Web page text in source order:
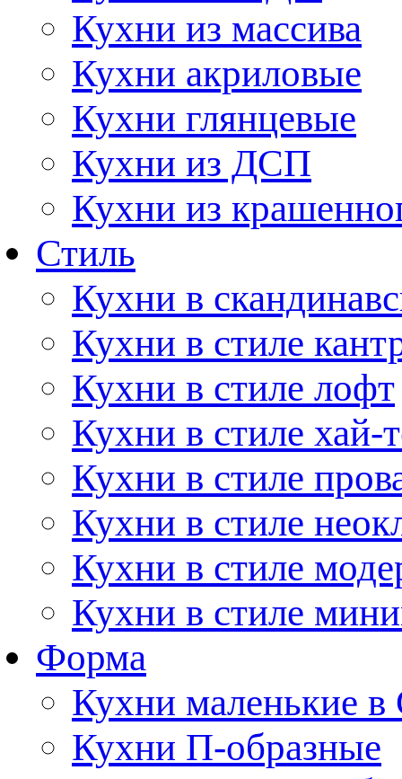
Кухни из массива
Кухни акриловые
Кухни глянцевые
Кухни из ДСП
Кухни из
Стиль
Кухни в
Кухни в стиле
Кухни в стиле лофт
Кухни в стиле хай-
Кухни в стиле
Кухни в стиле
Кухни в стиле
Кухни в стиле
Форма
Кухни маленькие в
Кухни П-образные